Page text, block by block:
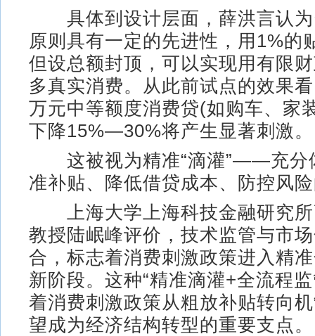
具体到设计层面，薛洪言认为
原则具有一定的先进性，用1%的
但设总额封顶，可以实现用有限
多真实消费。从此前试点的效果
万元中等额度消费贷(如购车、家
下降15%—30%将产生显著刺激。
这被视为精准“滴灌”——充分
准补贴、降低借贷成本、防控风
上海大学上海科技金融研究所
教授陆岷峰评价，技术监管与市
合，标志着消费刺激政策进入精
新阶段。这种“精准滴灌+全流程
着消费刺激政策从粗放补贴转向
望成为经济结构转型的重要支点。